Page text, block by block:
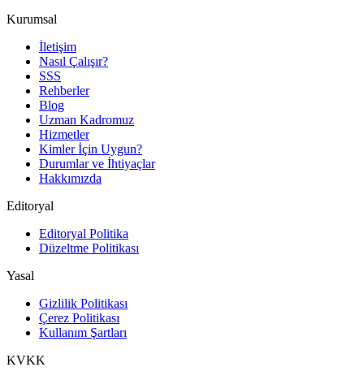
Kurumsal
İletişim
Nasıl Çalışır?
SSS
Rehberler
Blog
Uzman Kadromuz
Hizmetler
Kimler İçin Uygun?
Durumlar ve İhtiyaçlar
Hakkımızda
Editoryal
Editoryal Politika
Düzeltme Politikası
Yasal
Gizlilik Politikası
Çerez Politikası
Kullanım Şartları
KVKK